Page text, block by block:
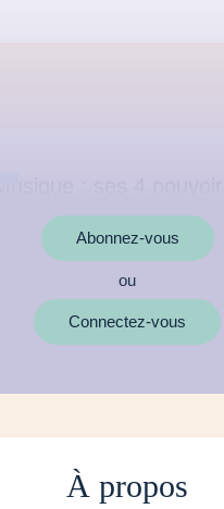
Abonnez-vous
ou
Connectez-vous
À propos